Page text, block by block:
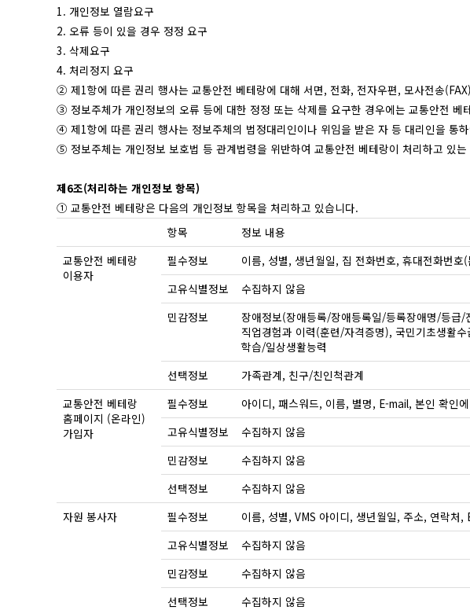
1. 개인정보 열람요구
2. 오류 등이 있을 경우 정정 요구
3. 삭제요구
4. 처리정지 요구
② 제1항에 따른 권리 행사는 교통안전 베테랑에 대해 서면, 전화, 전자우편, 모사전송
③ 정보주체가 개인정보의 오류 등에 대한 정정 또는 삭제를 요구한 경우에는 교통안전
④ 제1항에 따른 권리 행사는 정보주체의 법정대리인이나 위임을 받은 자 등 대리인을 통
⑤ 정보주체는 개인정보 보호법 등 관계법령을 위반하여 교통안전 베테랑이 처리하고 있
제6조(처리하는 개인정보 항목)
① 교통안전 베테랑은 다음의 개인정보 항목을 처리하고 있습니다.
항목
정보 내용
교통안전 베테랑
이용자
필수정보
이름, 성별, 생년월일, 집 전화번호, 휴대전화번호
고유식별정보
수집하지 않음
민감정보
장애정보(장애등록/장애등록일/등록장애명/등급
직업경험과 이력(훈련/자격증명), 국민기초생활
학습/일상생활능력
선택정보
가족관계, 친구/친인척관계
교통안전 베테랑
홈페이지 (온라인)
가입자
필수정보
아이디, 패스워드, 이름, 별명, E-mail, 본인 확인
고유식별정보
수집하지 않음
민감정보
수집하지 않음
선택정보
수집하지 않음
자원 봉사자
필수정보
이름, 성별, VMS 아이디, 생년월일, 주소, 연락처,
고유식별정보
수집하지 않음
민감정보
수집하지 않음
선택정보
수집하지 않음